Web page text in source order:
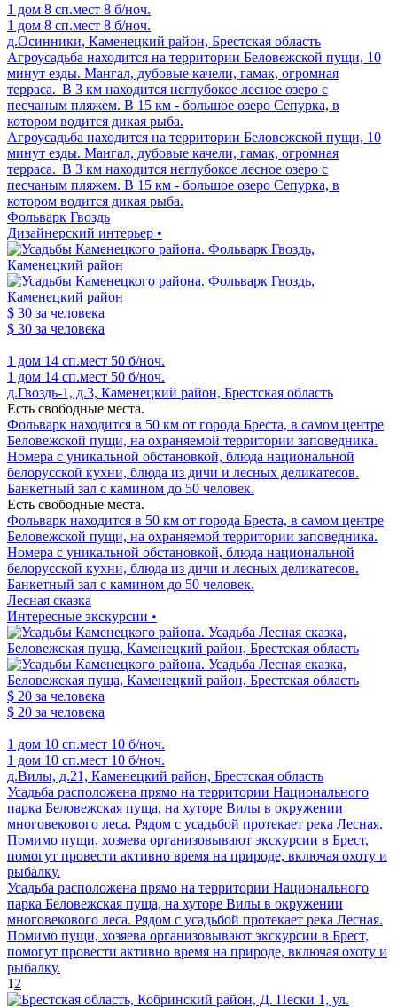
1 дом 8 сп.мест 8 б/ноч.
1 дом 8 сп.мест 8 б/ноч.
д.Осинники, Каменецкий район, Брестская область
Агроусадьба находится на территории Беловежской пущи, 10
минут езды. Мангал, дубовые качели, гамак, огромная
терраса. В 3 км находится неглубокое лесное озеро с
песчаным пляжем. В 15 км - большое озеро Сепурка, в
котором водится дикая рыба.
Агроусадьба находится на территории Беловежской пущи, 10
минут езды. Мангал, дубовые качели, гамак, огромная
терраса. В 3 км находится неглубокое лесное озеро с
песчаным пляжем. В 15 км - большое озеро Сепурка, в
котором водится дикая рыба.
Фольварк Гвоздь
Дизайнерский интерьер •
$ 30 за человека
$ 30 за человека
1 дом 14 сп.мест 50 б/ноч.
1 дом 14 сп.мест 50 б/ноч.
д.Гвоздь-1, д.3, Каменецкий район, Брестская область
Есть свободные места.
Фольварк находится в 50 км от города Бреста, в самом центре
Беловежской пущи, на охраняемой территории заповедника.
Номера с уникальной обстановкой, блюда национальной
белорусской кухни, блюда из дичи и лесных деликатесов.
Банкетный зал с камином до 50 человек.
Есть свободные места.
Фольварк находится в 50 км от города Бреста, в самом центре
Беловежской пущи, на охраняемой территории заповедника.
Номера с уникальной обстановкой, блюда национальной
белорусской кухни, блюда из дичи и лесных деликатесов.
Банкетный зал с камином до 50 человек.
Лесная сказка
Интересные экскурсии •
$ 20 за человека
$ 20 за человека
1 дом 10 сп.мест 10 б/ноч.
1 дом 10 сп.мест 10 б/ноч.
д.Вилы, д.21, Каменецкий район, Брестская область
Усадьба расположена прямо на территории Национального
парка Беловежская пуща, на хуторе Вилы в окружении
многовекового леса. Рядом с усадьбой протекает река Лесная.
Помимо пущи, хозяева организовывают экскурсии в Брест,
помогут провести активно время на природе, включая охоту и
рыбалку.
Усадьба расположена прямо на территории Национального
парка Беловежская пуща, на хуторе Вилы в окружении
многовекового леса. Рядом с усадьбой протекает река Лесная.
Помимо пущи, хозяева организовывают экскурсии в Брест,
помогут провести активно время на природе, включая охоту и
рыбалку.
1 2